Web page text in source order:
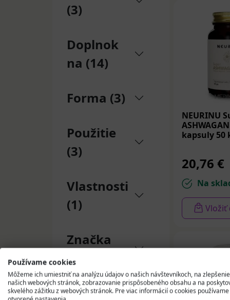
kde ju
V lekárňach
často
jedno- alebo
ďatelinou
Užíva sa raz
tablety a
akýchkoľvek
(3)
Doplnok
na (14)
Forma (3)
Použitie
(3)
Vlastnosti
(1)
Značka
(12)
NEURINU
kapsuly 50
20,76 €
Na
Vložiť
Používame cookies
Môžeme ich umiestniť na analýzu údajov o našich návštevníkoch, na zlepšenie
našich webových stránok, zobrazovanie prispôsobeného obsahu a na
skvelého zážitku z webových stránok. Pre viac informácií o cookies používame